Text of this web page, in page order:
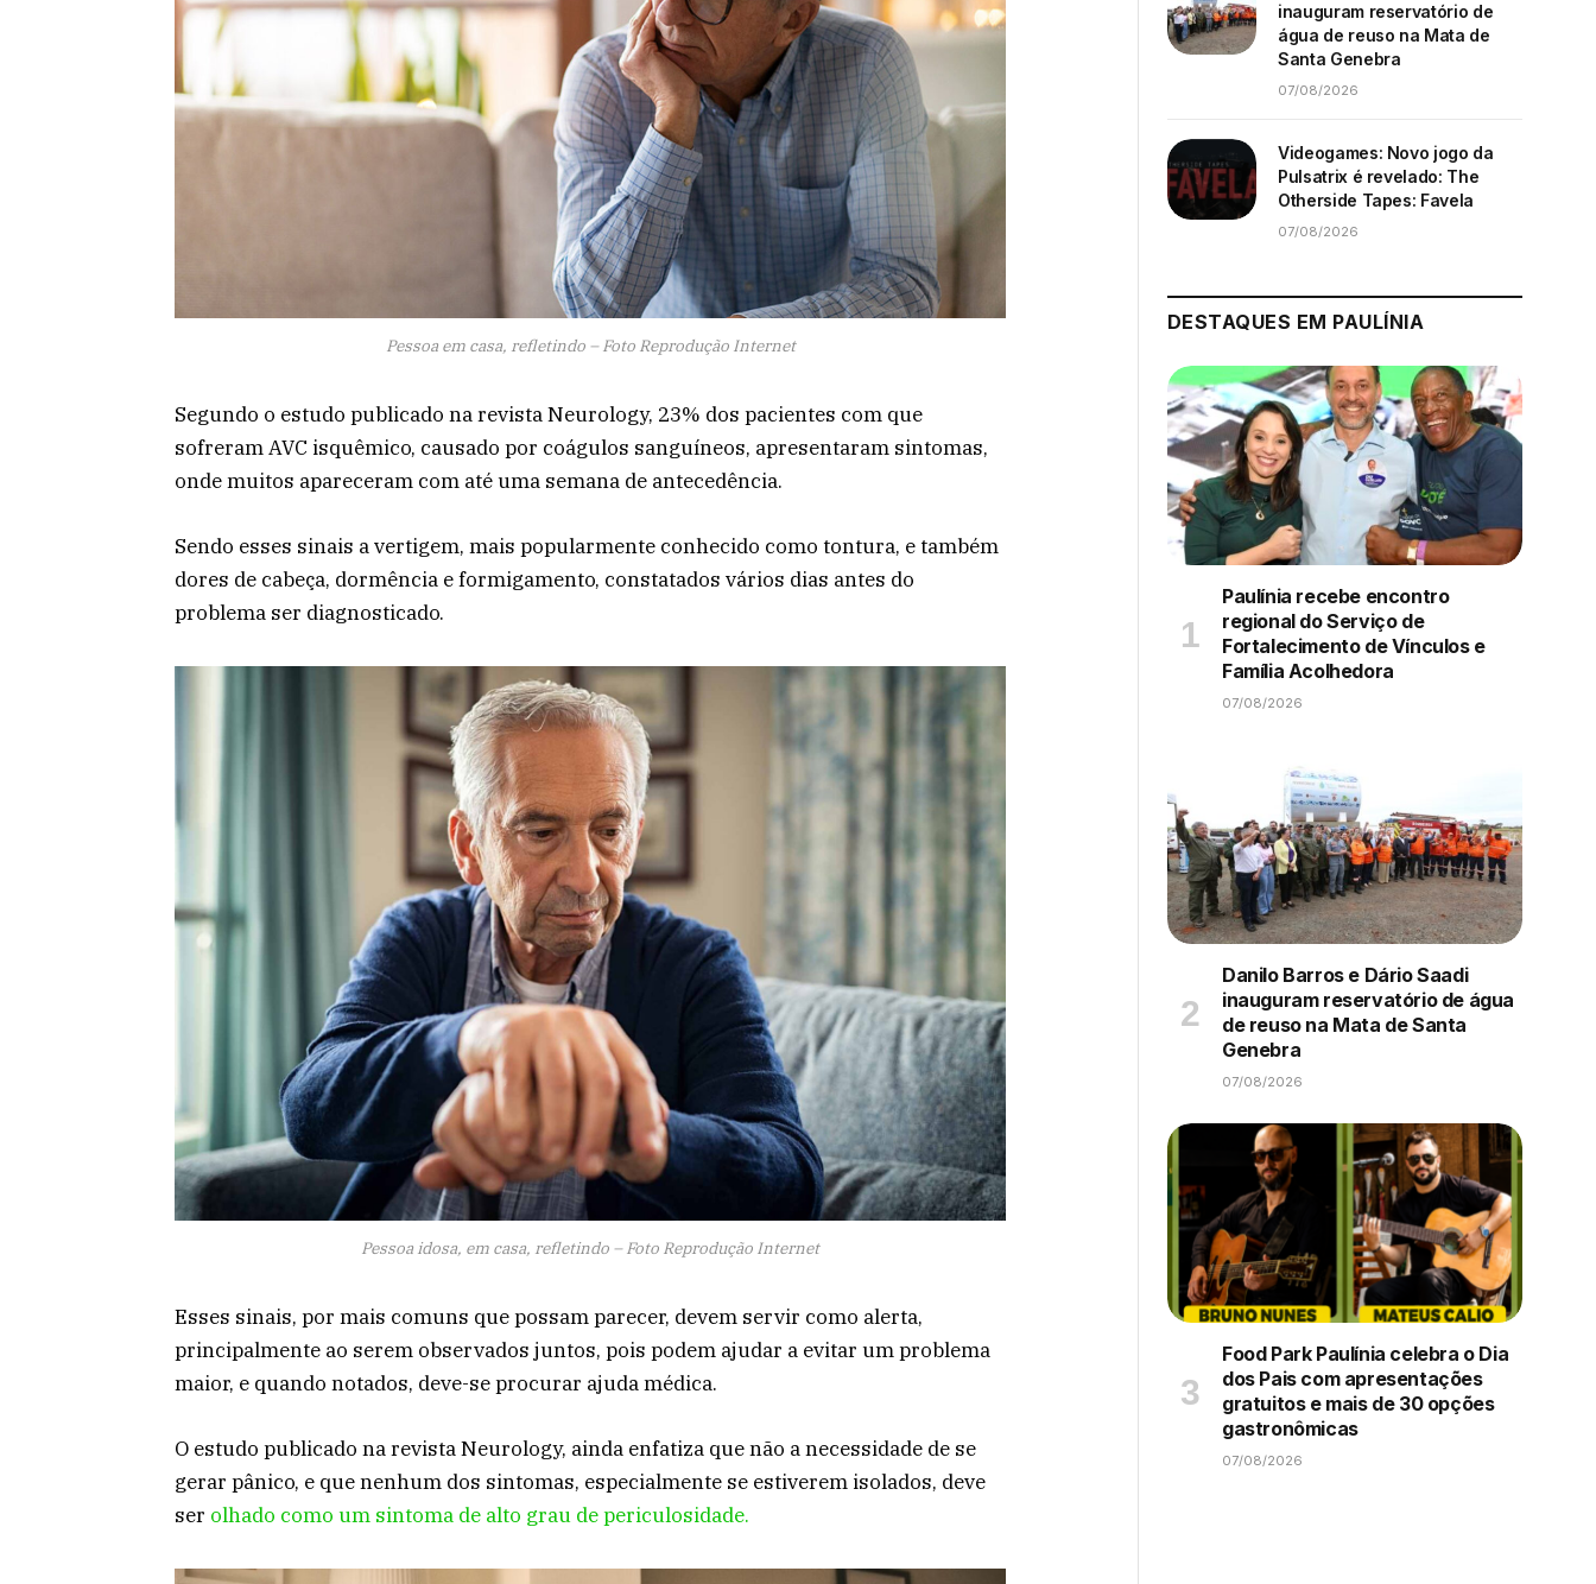
Pessoa em casa, refletindo – Foto Reprodução Internet
Segundo o estudo publicado na revista Neurology, 23% dos pacientes com que
sofreram AVC isquêmico, causado por coágulos sanguíneos, apresentaram sintomas,
onde muitos apareceram com até uma semana de antecedência.
Sendo esses sinais a vertigem, mais popularmente conhecido como tontura, e também
dores de cabeça, dormência e formigamento, constatados vários dias antes do
problema ser diagnosticado.
Pessoa idosa, em casa, refletindo – Foto Reprodução Internet
Esses sinais, por mais comuns que possam parecer, devem servir como alerta,
principalmente ao serem observados juntos, pois podem ajudar a evitar um problema
maior, e quando notados, deve-se procurar ajuda médica.
O estudo publicado na revista Neurology, ainda enfatiza que não a necessidade de se
gerar pânico, e que nenhum dos sintomas, especialmente se estiverem isolados, deve
ser olhado como um sintoma de alto grau de periculosidade.
inauguram reservatório de
água de reuso na Mata de
Santa Genebra
07/08/2026
Videogames: Novo jogo da
Pulsatrix é revelado: The
Otherside Tapes: Favela
07/08/2026
DESTAQUES EM PAULÍNIA
Paulínia recebe encontro
regional do Serviço de
Fortalecimento de Vínculos e
Família Acolhedora
07/08/2026
Danilo Barros e Dário Saadi
inauguram reservatório de água
de reuso na Mata de Santa
Genebra
07/08/2026
Food Park Paulínia celebra o Dia
dos Pais com apresentações
gratuitos e mais de 30 opções
gastronômicas
07/08/2026